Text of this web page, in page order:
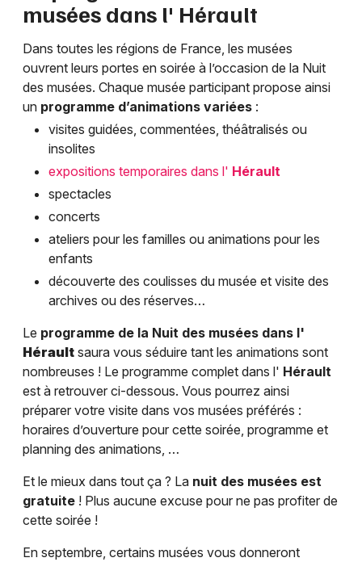
musées dans l' Hérault
Dans toutes les régions de France, les musées
ouvrent leurs portes en soirée à l’occasion de la Nuit
des musées. Chaque musée participant propose ainsi
un programme d’animations variées :
visites guidées, commentées, théâtralisés ou
insolites
expositions temporaires dans l' Hérault
spectacles
concerts
ateliers pour les familles ou animations pour les
enfants
découverte des coulisses du musée et visite des
archives ou des réserves…
Le programme de la Nuit des musées dans l'
Hérault saura vous séduire tant les animations sont
nombreuses ! Le programme complet dans l' Hérault
est à retrouver ci-dessous. Vous pourrez ainsi
préparer votre visite dans vos musées préférés :
horaires d’ouverture pour cette soirée, programme et
planning des animations, …
Et le mieux dans tout ça ? La nuit des musées est
gratuite ! Plus aucune excuse pour ne pas profiter de
cette soirée !
En septembre, certains musées vous donneront